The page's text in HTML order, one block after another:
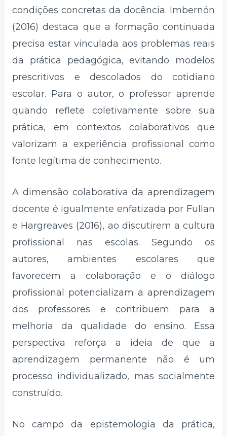
condições concretas da docência. Imbernón
(2016) destaca que a formação continuada
precisa estar vinculada aos problemas reais
da prática pedagógica, evitando modelos
prescritivos e descolados do cotidiano
escolar. Para o autor, o professor aprende
quando reflete coletivamente sobre sua
prática, em contextos colaborativos que
valorizam a experiência profissional como
fonte legítima de conhecimento.
A dimensão colaborativa da aprendizagem
docente é igualmente enfatizada por Fullan
e Hargreaves (2016), ao discutirem a cultura
profissional nas escolas. Segundo os
autores, ambientes escolares que
favorecem a colaboração e o diálogo
profissional potencializam a aprendizagem
dos professores e contribuem para a
melhoria da qualidade do ensino. Essa
perspectiva reforça a ideia de que a
aprendizagem permanente não é um
processo individualizado, mas socialmente
construído.
No campo da epistemologia da prática,